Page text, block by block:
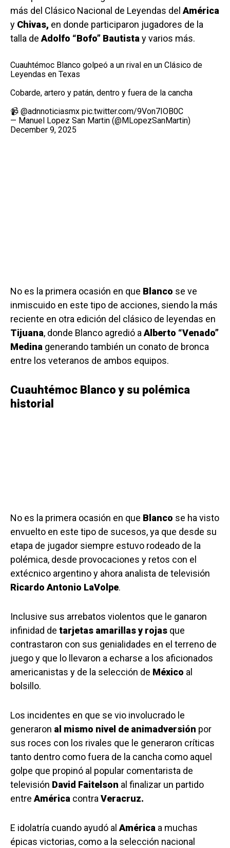
más del Clásico Nacional de Leyendas delAmérica
y Chivas, en donde participaron jugadores de la
talla deAdolfo “Bofo” Bautistay varios más.
Cuauhtémoc Blanco golpeó a un rival en un Clásico de
Leyendas en Texas
Cobarde, artero y patán, dentro y fuera de la cancha
📹 @adnnoticiasmx pic.twitter.com/9Von7IOB0C
— Manuel Lopez San Martin (@MLopezSanMartin)
December 9, 2025
No es la primera ocasión en que Blanco se ve
inmiscuido en este tipo de acciones, siendo la más
reciente en otra edición del clásico de leyendas en
Tijuana, donde Blanco agredió aAlberto “Venado”
Medina generando también un conato de bronca
entre los veteranos de ambos equipos.
Cuauhtémoc Blanco y su polémica
historial
No es la primera ocasión en que Blanco se ha visto
envuelto en este tipo de sucesos, ya que desde su
etapa de jugador siempre estuvo rodeado de la
polémica, desde provocaciones y retos con el
extécnico argentino y ahora analista de televisión
Ricardo Antonio LaVolpe.
Inclusive sus arrebatos violentos que le ganaron
infinidad de tarjetas amarillas y rojas que
contrastaron con sus genialidades en el terreno de
juego y que lo llevaron a echarse a los aficionados
americanistas y de la selección de México al
bolsillo.
Los incidentes en que se vio involucrado le
generaron al mismo nivel de animadversión por
sus roces con los rivales que le generaron críticas
tanto dentro como fuera de la cancha como aquel
golpe que propinó al popular comentarista de
televisión David Faitelson al finalizar un partido
entreAmérica contraVeracruz.
E idolatría cuando ayudó alAmérica a muchas
épicas victorias, como a la selección nacional